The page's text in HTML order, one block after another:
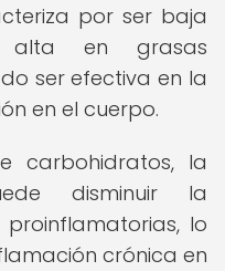
por ser baja
alta en grasas
ser efectiva en la
en el cuerpo.
carbohidratos, la
disminuir la
lo
crónica en